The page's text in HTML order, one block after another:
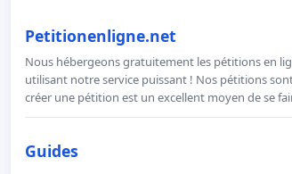
Petitionenligne.net
Nous hébergeons gratuitement les pétitions en
utilisant notre service puissant ! Nos pétitions
créer une pétition est un excellent moyen de se
Guides